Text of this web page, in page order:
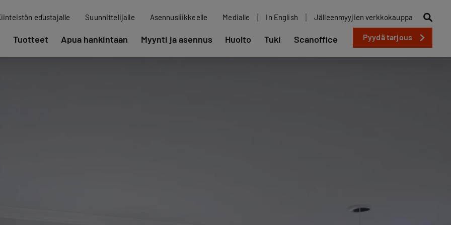
edustajalle Suunnittelijalle Asennusliikkeelle Medialle In English Jälleenmyyjien verkkokauppa
Tuotteet Apua hankintaan Myynti ja asennus Huolto Tuki Scanoffice Pyydä tarjous